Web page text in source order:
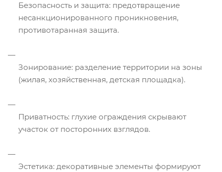
Безопасность и защита: предотвращение
несанкционированного проникновения,
противотаранная защита.
Зонирование: разделение территории на зоны
(жилая, хозяйственная, детская площадка).
Приватность: глухие ограждения скрывают
участок от посторонних взглядов.
Эстетика: декоративные элементы формируют